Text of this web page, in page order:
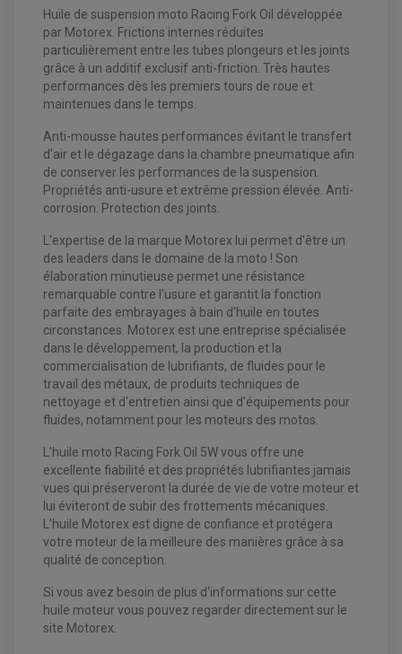
ECLAIRAGE MOTO
FEUX ADDITIONNELS
POMPE A ESSENCE
REDRESSEUR / REGULATEUR
STATOR
ATELIER, PADDOCK, STAND
ANTIPARASITE NGK
BOUGIE NGK
FILTRE A HUILE
FILTRE ET ACCESSOIRE ESSENCE
PRODUIT D'ENTRETIEN
FREINAGE
DISQUE DE FREIN AVANT
ACCESSOIRE + VISSERIE FREINAGE
PLAQUETTE DE FREIN AVANT
PLAQUETTE DE FREIN ARRIERE
EQUIPEMENT ELECTRIQUE QUAD / SSV
ACCESSOIRES ELECTRIQUE QUAD / SSV
BOITIER CDI QUAD ET SSV
RADIATEUR
DURITE RADIATEUR
Huile de suspension moto Racing Fork Oil développée
par Motorex. Frictions internes réduites
particulièrement entre les tubes plongeurs et les joints
grâce à un additif exclusif anti-friction. Très hautes
performances dès les premiers tours de roue et
maintenues dans le temps.
Anti-mousse hautes performances évitant le transfert
d'air et le dégazage dans la chambre pneumatique afin
de conserver les performances de la suspension.
Propriétés anti-usure et extrême pression élevée. Anti-
corrosion. Protection des joints.
L'expertise de la marque Motorex lui permet d'être un
des leaders dans le domaine de la moto ! Son
élaboration minutieuse permet une résistance
remarquable contre l'usure et garantit la fonction
parfaite des embrayages à bain d'huile en toutes
circonstances. Motorex est une entreprise spécialisée
dans le développement, la production et la
commercialisation de lubrifiants, de fluides pour le
travail des métaux, de produits techniques de
nettoyage et d'entretien ainsi que d'équipements pour
fluides, notamment pour les moteurs des motos.
L’huile moto Racing Fork Oil 5W vous offre une
excellente fiabilité et des propriétés lubrifiantes jamais
vues qui préserveront la durée de vie de votre moteur et
lui éviteront de subir des frottements mécaniques.
L’huile Motorex est digne de confiance et protégera
votre moteur de la meilleure des manières grâce à sa
qualité de conception.
Si vous avez besoin de plus d'informations sur cette
huile moteur vous pouvez regarder directement sur le
site Motorex.